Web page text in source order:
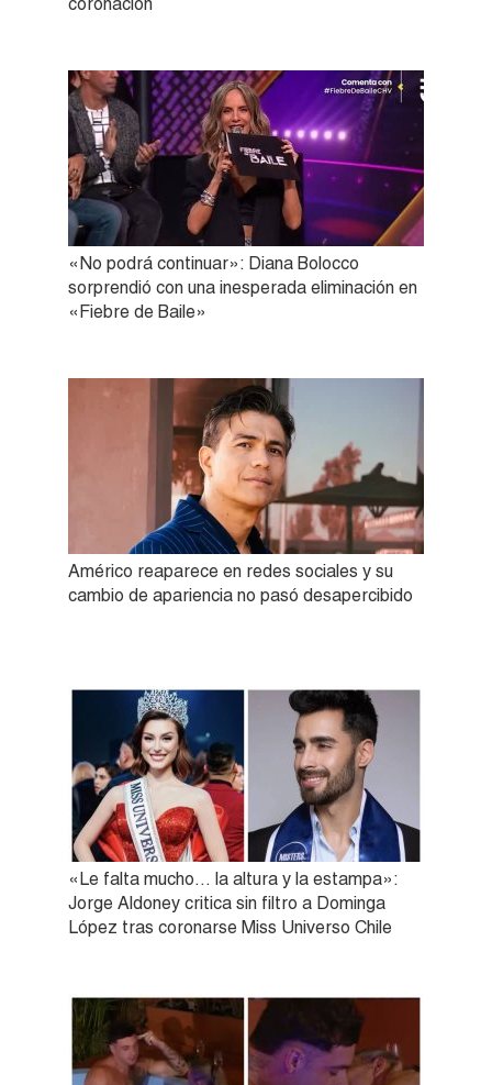
«No podrá continuar»: Diana Bolocco
sorprendió con una inesperada eliminación en
«Fiebre de Baile»
Américo reaparece en redes sociales y su
cambio de apariencia no pasó desapercibido
«Le falta mucho… la altura y la estampa»:
Jorge Aldoney critica sin filtro a Dominga
López tras coronarse Miss Universo Chile